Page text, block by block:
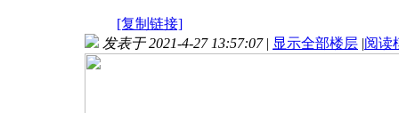
[复制链接]
发表于 2021-4-27 13:57:07 | 显示全部楼层 |阅读